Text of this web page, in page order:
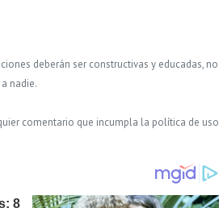
deberán ser constructivas y educadas, no
nadie.
comentario que incumpla la política de uso